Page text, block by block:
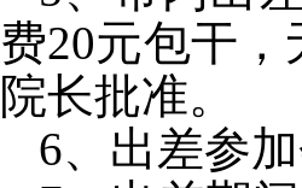
费20元包干，
院长批准。
6、出差参